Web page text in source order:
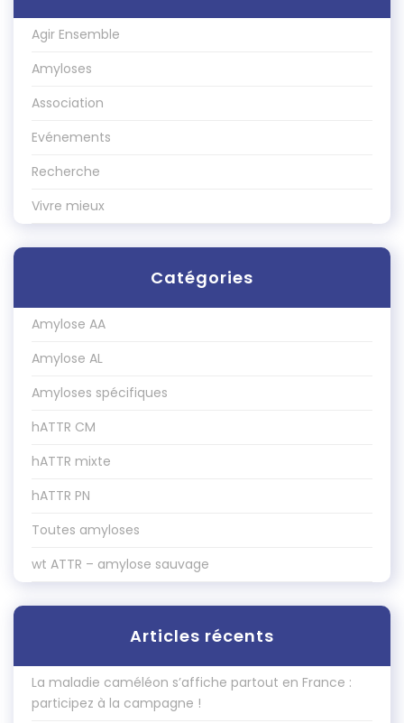
Agir Ensemble
Amyloses
Association
Evénements
Recherche
Vivre mieux
Catégories
Amylose AA
Amylose AL
Amyloses spécifiques
hATTR CM
hATTR mixte
hATTR PN
Toutes amyloses
wt ATTR – amylose sauvage
Articles récents
La maladie caméléon s’affiche partout en France :
participez à la campagne !